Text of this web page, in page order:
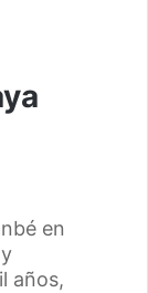
en
años,